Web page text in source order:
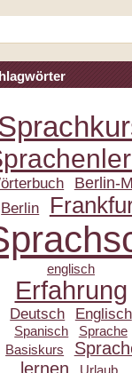
Berlin-
Berlin
englisch
Erfahrung
Deutsch Englisch
Spanisch
Sprache
Basiskurs
lernen
Urlaub